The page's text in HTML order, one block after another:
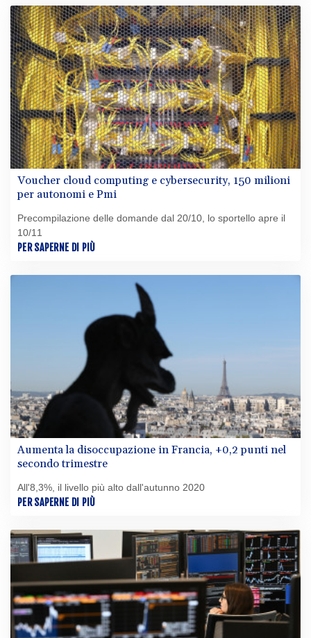
Voucher cloud computing e cybersecurity, 150 milioni
per autonomi e Pmi
Precompilazione delle domande dal 20/10, lo sportello apre il
10/11
PER SAPERNE DI PIÙ
Aumenta la disoccupazione in Francia, +0,2 punti nel
secondo trimestre
All'8,3%, il livello più alto dall'autunno 2020
PER SAPERNE DI PIÙ